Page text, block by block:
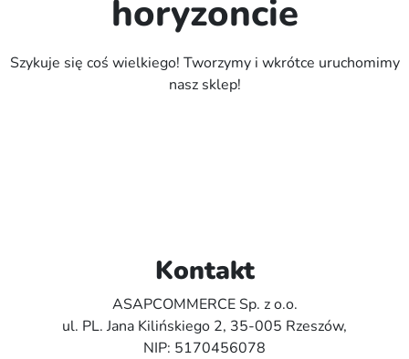
horyzoncie
Szykuje się coś wielkiego! Tworzymy i wkrótce uruchomimy
nasz sklep!
Kontakt
ASAPCOMMERCE Sp. z o.o.
ul. PL. Jana Kilińskiego 2, 35-005 Rzeszów,
NIP: 5170456078